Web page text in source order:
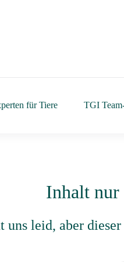
für Tiere TGI
Inhalt
uns leid, aber